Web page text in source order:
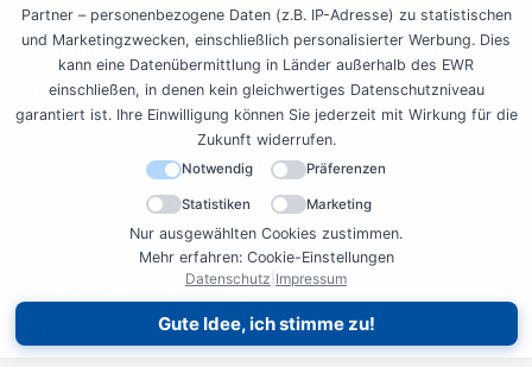
Partner – personenbezogene Daten (z.B. IP-Adresse) zu statistischen
und Marketingzwecken, einschließlich personalisierter Werbung. Dies
kann eine Datenübermittlung in Länder außerhalb des EWR
einschließen, in denen kein gleichwertiges Datenschutzniveau
garantiert ist. Ihre Einwilligung können Sie jederzeit mit Wirkung für die
Zukunft widerrufen.
Notwendig Präferenzen
Statistiken Marketing
Nur ausgewählten Cookies zustimmen.
Mehr erfahren: Cookie-Einstellungen
Datenschutz Impressum
Gute Idee, ich stimme zu!
Unterrichtsmaterial GS / Sek I
Aktionsmaterial
Action!Kidz
Lehrer
Kirche und Gemeinde
Ehrenamtliche
Action!Kidz: Poster
"Indonesien"
Das Poster zur aktuellen Action!Kidz-Kampagne mit
dem Motiv "Indonesien".
Format: DIN A2, gefalzt